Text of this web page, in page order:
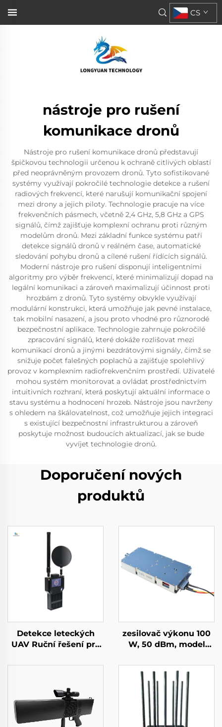
CS
nástroje pro rušení
komunikace dronů
Nástroje pro rušení komunikace dronů představují
špičkovou technologii určenou k ochraně citlivých oblastí
před neoprávněným provozem dronů. Tyto sofistikované
systémy využívají pokročilé technologie detekce a rušení
radiových frekvencí, které narušují komunikační spojení
mezi drony a jejich piloty. Technologie pracuje na více
frekvenčních pásmech, včetně 2,4 GHz, 5,8 GHz a GPS
signálů, čímž zajišťuje komplexní ochranu proti různým
modelům dronů. Mezi základní funkce systému patří
detekce signálů dronů v reálném čase, automatické
sledování pohybu dronů a cílené rušení řídících signálů.
Moderní nástroje pro rušení disponují inteligentními
algoritmy pro výběr frekvencí, které minimalizují dopad na
legální komunikaci a zároveň maximalizují účinnost proti
hrozbám z dronů. Tyto systémy obvykle využívají
modulární konstrukci, která umožňuje jak pevné instalace,
tak mobilní nasazení, a jsou proto vhodné pro různorodé
bezpečnostní aplikace. Technologie zahrnuje pokročilé
zpracování signálů, které dokáže rozlišovat mezi
komunikací dronů a jinými bezdrátovými signály, čímž se
snižuje počet falešných poplachů a zajišťuje spolehlivý
provoz v komplexním radiofrekvenčním prostředí. Uživatelé
mohou systém monitorovat a ovládat prostřednictvím
intuitivních rozhraní, která poskytují aktuální informace o
stavu systému a hodnocení hrozeb. Nástroje jsou navrženy
s ohledem na škálovatelnost, což umožňuje jejich integraci
s existující bezpečnostní infrastrukturou a zároveň
poskytuje možnost budoucích aktualizací, jak se bude
vyvíjet technologie dronů.
Doporučení nových
produktů
Detekce leteckých
UAV Ruční řešení pro
proti dronům
signálu s dlouhým
dosahem pro FPV
zesilovač výkonu 100
W, 50 dBm, model
dronům, modul pro
potlačování dronů,
pásmo 5,2/5,8 GHz,
dostatečné stínění RF,
5,2/5,8 GHz, 100 W, 50
dBm